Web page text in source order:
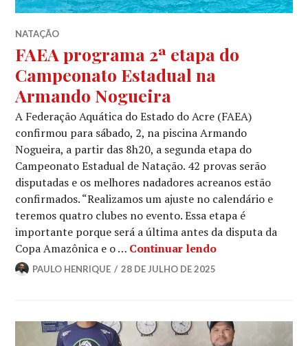
NATAÇÃO
FAEA programa 2ª etapa do
Campeonato Estadual na
Armando Nogueira
A Federação Aquática do Estado do Acre (FAEA)
confirmou para sábado, 2, na piscina Armando
Nogueira, a partir das 8h20, a segunda etapa do
Campeonato Estadual de Natação. 42 provas serão
disputadas e os melhores nadadores acreanos estão
confirmados. “Realizamos um ajuste no calendário e
teremos quatro clubes no evento. Essa etapa é
importante porque será a última antes da disputa da
Copa Amazônica e o … Continuar lendo
PAULO HENRIQUE 28 DE JULHO DE 2025